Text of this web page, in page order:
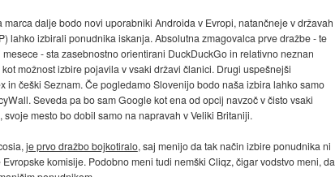
dalje bodo novi uporabniki Androida v Evropi, natančneje v državah
lahko izbirali ponudnika iskanja. Absolutna zmagovalca prve dražbe - te
- sta zasebnostno orientirani DuckDuckGo in relativno neznan
možnost izbire pojavila v vsaki državi članici. Drugi uspešnejši
in češki Seznam. Če pogledamo Slovenijo bodo naša izbira lahko samo
Seveda pa bo sam Google kot ena od opcij navzoč v čisto vsaki
mesto bo dobil samo na napravah v Veliki Britaniji.
je prvo dražbo bojkotiralo, saj menijo da tak način izbire ponudnika ni
komisije. Podobno meni tudi nemški Cliqz, čigar vodstvo meni, da